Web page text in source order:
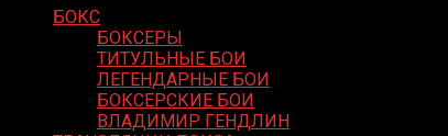
БОКС
БОКСЕРЫ
ТИТУЛЬНЫЕ БОИ
ЛЕГЕНДАРНЫЕ БОИ
БОКСЕРСКИЕ БОИ
ВЛАДИМИР ГЕНДЛИН